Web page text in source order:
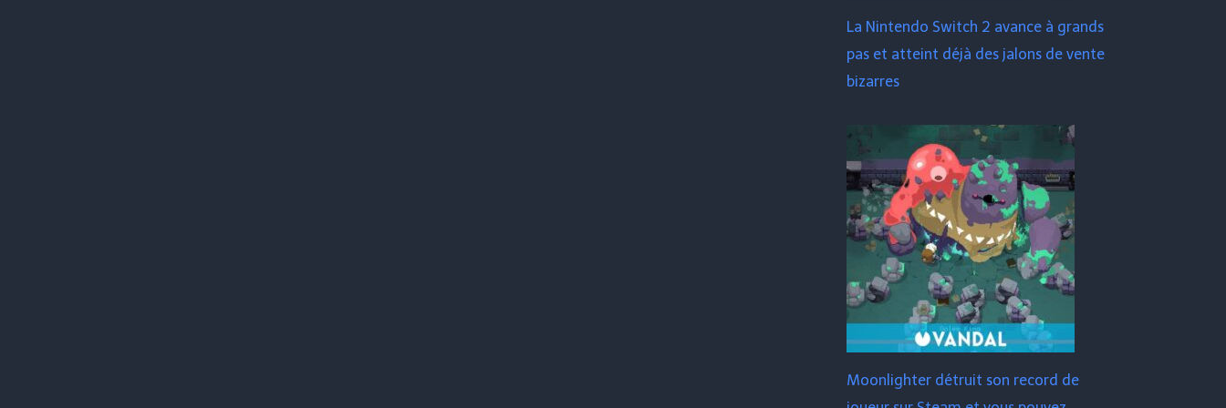
La Nintendo Switch 2 avance à grands
pas et atteint déjà des jalons de vente
bizarres
Moonlighter détruit son record de